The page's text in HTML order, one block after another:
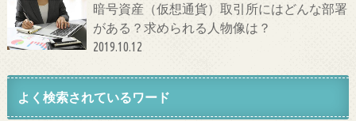
暗号資産（仮想通貨）取引所にはどんな部署
がある？求められる人物像は？
2019.10.12
よく検索されているワード